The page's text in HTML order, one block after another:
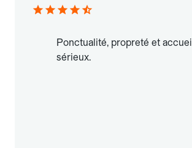
Ponctualité, propreté et accueil
sérieux.